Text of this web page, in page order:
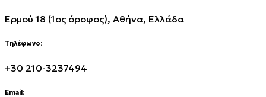
Ερμού 18 (1ος όροφος), Αθήνα, Ελλάδα
Τηλέφωνο:
+30 210-3237494
Email: